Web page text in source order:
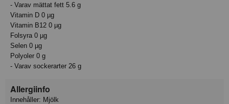
- Varav mättat fett 5.6 g
Vitamin D 0 µg
Vitamin B12 0 µg
Folsyra 0 µg
Selen 0 µg
Polyoler 0 g
- Varav sockerarter 26 g
Allergiinfo
Innehåller: Mjölk